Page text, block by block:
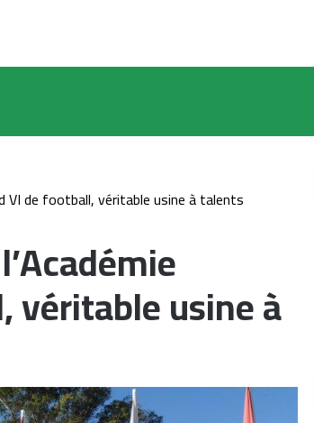
VI de football, véritable usine à talents
véritable usine à